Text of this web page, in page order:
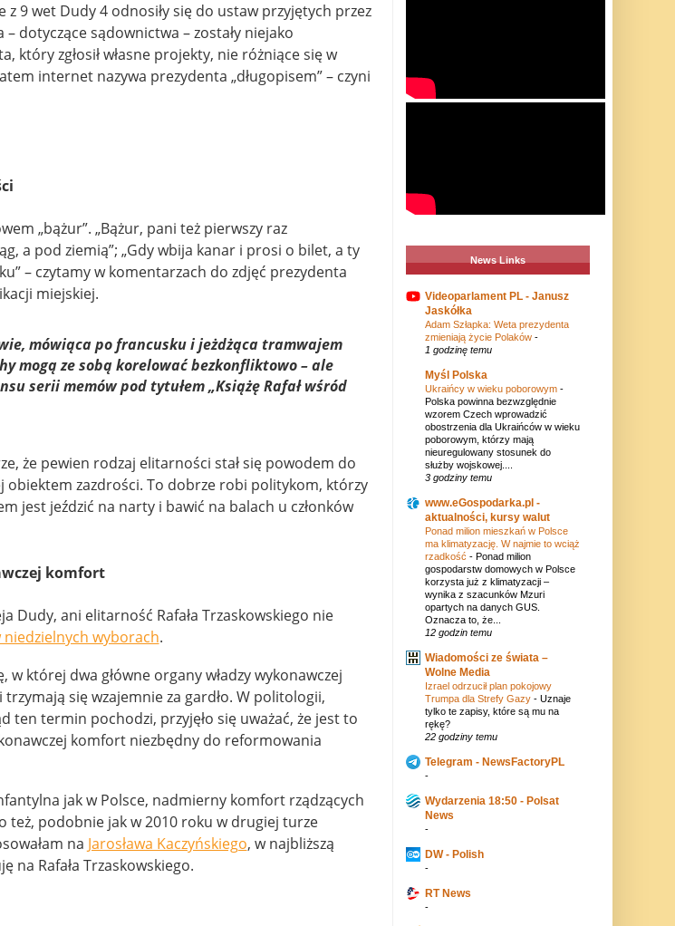
9 wet Dudy 4 odnosiły się do ustaw przyjętych przez
dotyczące sądownictwa – zostały niejako
który zgłosił własne projekty, nie różniące się w
internet nazywa prezydenta „długopisem” – czyni
„bążur”. „Bążur, pani też pierwszy raz
a pod ziemią”; „Gdy wbija kanar i prosi o bilet, a ty
– czytamy w komentarzach do zdjęć prezydenta
miejskiej.
mówiąca po francusku i jeżdżąca tramwajem
mogą ze sobą korelować bezkonfliktowo – ale
serii memów pod tytułem „Książę Rafał wśród
że pewien rodzaj elitarności stał się powodem do
obiektem zazdrości. To dobrze robi politykom, którzy
jest jeździć na narty i bawić na balach u członków
komfort
Dudy, ani elitarność Rafała Trzaskowskiego nie
niedzielnych wyborach.
której dwa główne organy władzy wykonawczej
się wzajemnie za gardło. W politologii,
ten termin pochodzi, przyjęło się uważać, że jest to
komfort niezbędny do reformowania
jak w Polsce, nadmierny komfort rządzących
też, podobnie jak w 2010 roku w drugiej turze
na Jarosława Kaczyńskiego, w najbliższą
na Rafała Trzaskowskiego.
News Links
Videoparlament PL - Janusz
Jaskółka
Adam Szłapka: Weta prezydenta
zmieniają życie Polaków -
1 godzinę temu
Myśl Polska
Ukraińcy w wieku poborowym -
Polska powinna bezwzględnie
wzorem Czech wprowadzić
obostrzenia dla Ukraińców w wieku
poborowym, którzy mają
nieuregulowany stosunek do
służby wojskowej....
3 godziny temu
www.eGospodarka.pl -
aktualności, kursy walut
Ponad milion mieszkań w Polsce
ma klimatyzację. W najmie to wciąż
rzadkość - Ponad milion
gospodarstw domowych w Polsce
korzysta już z klimatyzacji –
wynika z szacunków Mzuri
opartych na danych GUS.
Oznacza to, że...
12 godzin temu
Wiadomości ze świata –
Wolne Media
Izrael odrzucił plan pokojowy
Trumpa dla Strefy Gazy - Uznaje
tylko te zapisy, które są mu na
rękę?
22 godziny temu
Telegram - NewsFactoryPL
-
Wydarzenia 18:50 - Polsat
News
-
DW - Polish
-
RT News
-